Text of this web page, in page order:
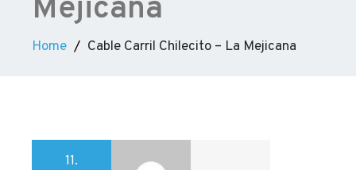
Mejicana
Home Cable Carril Chilecito – La Mejicana
11.